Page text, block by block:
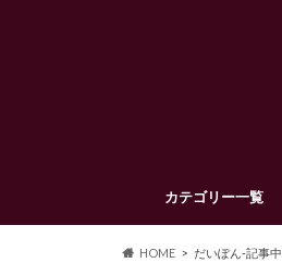
カテゴリー一覧
HOME だいぽん-記事中